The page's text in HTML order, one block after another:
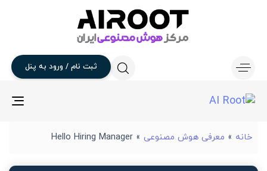
ثبت نام / ورود به پنل
خانه » معرفی هوش مصنوعی »
Hello Hiring Manager